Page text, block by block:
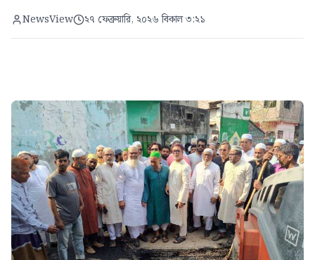
NewsView ২৭ ফেব্রুয়ারি, ২০২৬ বিকাল ৩:২১